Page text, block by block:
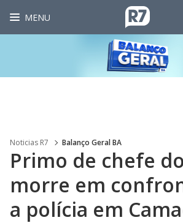
MENU
Noticias R7 Balanço Geral BA
Primo de chefe
morre em
a polícia em